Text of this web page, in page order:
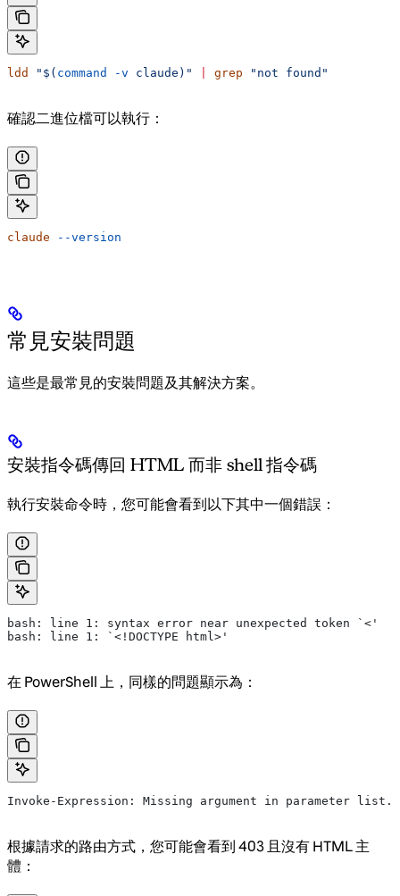
ldd "$( command -v claude)" grep "not found"
確認二進位檔可以執行：
claude --version
常見安裝問題
這些是最常見的安裝問題及其解決方案。
安裝指令碼傳回 HTML 而非 shell 指令碼
執行安裝命令時，您可能會看到以下其中一個錯誤：
bash: line 1: syntax error near unexpected token `<'
bash: line 1: `<!DOCTYPE html>'
在 PowerShell 上，同樣的問題顯示為：
Invoke-Expression: Missing argument in parameter list.
根據請求的路由方式，您可能會看到 403 且沒有 HTML 主
體：